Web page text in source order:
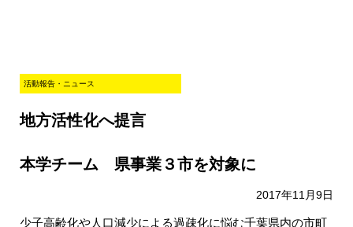
活動報告・ニュース
地方活性化へ提言
本学チーム 県事業３市を対象に
2017年11月9日
少子高齢化や人口減少による過疎化に悩む千葉県内の市町